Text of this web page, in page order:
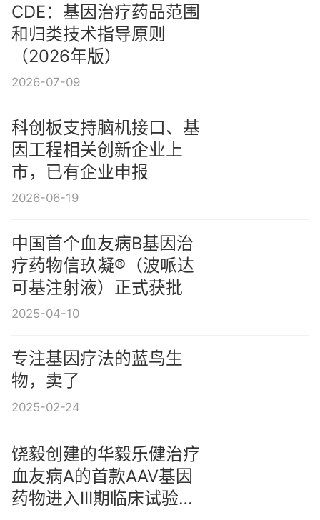
CDE：基因治疗药品范围
和归类技术指导原则
（2026年版）
2026-07-09
科创板支持脑机接口、基
因工程相关创新企业上
市，已有企业申报
2026-06-19
中国首个血友病B基因治
疗药物信玖凝®（波哌达
可基注射液）正式获批
2025-04-10
专注基因疗法的蓝鸟生
物，卖了
2025-02-24
饶毅创建的华毅乐健治疗
血友病A的首款AAV基因
药物进入III期临床试验阶